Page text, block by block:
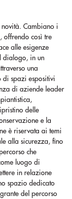
novità. Cambiano i
offrendo così tre
alle esigenze
dialogo, in un
una
di spazi espositivi
di aziende leader
delle
e la
è riservata ai temi
alla sicurezza, fino
che
luogo di
in relazione
spazio dedicato
del percorso